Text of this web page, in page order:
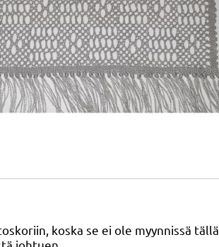
koska se ei ole myynnissä tällä